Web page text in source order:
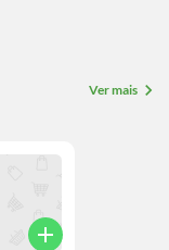
Ver mais chevron_right
add